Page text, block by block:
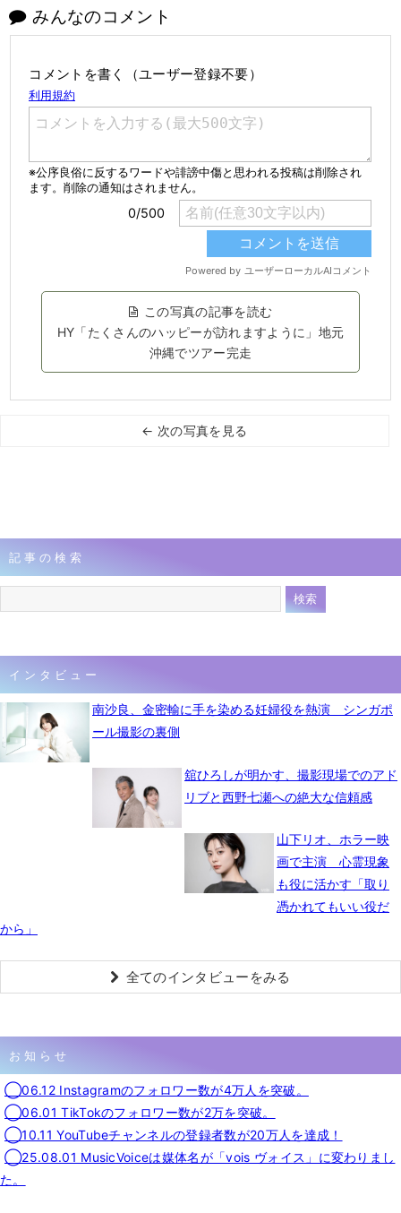
みんなのコメント
コメントを書く（ユーザー登録不要）
この写真の記事を読む
HY「たくさんのハッピーが訪れますように」地元
沖縄でツアー完走
← 次の写真を見る
記事の検索
インタビュー
南沙良、金密輸に手を染める妊婦役を熱演 シンガポ
ール撮影の裏側
舘ひろしが明かす、撮影現場でのアド
リブと西野七瀬への絶大な信頼感
山下リオ、ホラー映
画で主演 心霊現象
も役に活かす「取り
憑かれてもいい役だ
から」
全てのインタビューをみる
お知らせ
◯06.12 Instagramのフォロワー数が4万人を突破。
◯06.01 TikTokのフォロワー数が2万を突破。
◯10.11 YouTubeチャンネルの登録者数が20万人を達成！
◯25.08.01 MusicVoiceは媒体名が「vois ヴォイス」に変わりまし
た。